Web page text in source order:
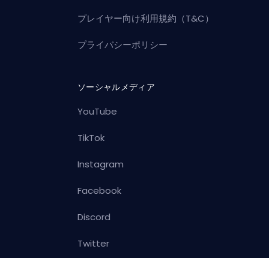
プレイヤー向け利用規約（T&C）
プライバシーポリシー
ソーシャルメディア
YouTube
TikTok
Instagram
Facebook
Discord
Twitter